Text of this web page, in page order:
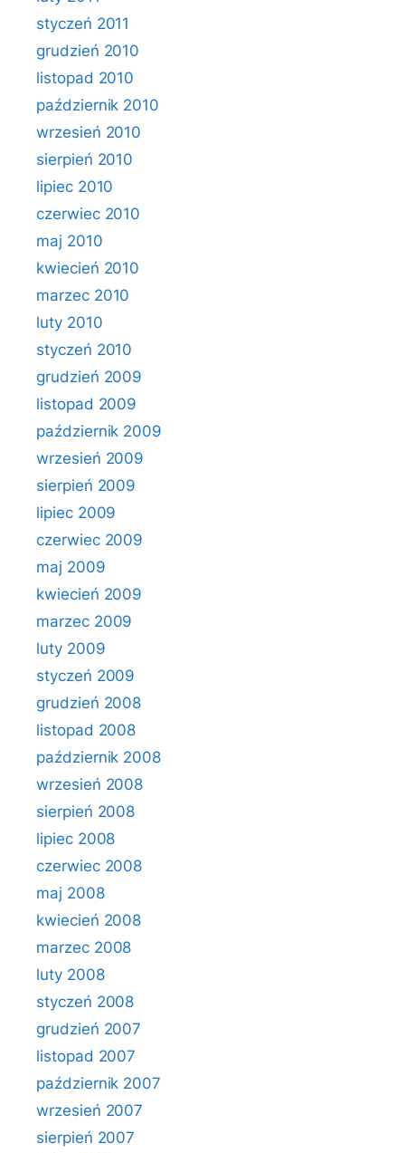
styczeń 2011
grudzień 2010
listopad 2010
październik 2010
wrzesień 2010
sierpień 2010
lipiec 2010
czerwiec 2010
maj 2010
kwiecień 2010
marzec 2010
luty 2010
styczeń 2010
grudzień 2009
listopad 2009
październik 2009
wrzesień 2009
sierpień 2009
lipiec 2009
czerwiec 2009
maj 2009
kwiecień 2009
marzec 2009
luty 2009
styczeń 2009
grudzień 2008
listopad 2008
październik 2008
wrzesień 2008
sierpień 2008
lipiec 2008
czerwiec 2008
maj 2008
kwiecień 2008
marzec 2008
luty 2008
styczeń 2008
grudzień 2007
listopad 2007
październik 2007
wrzesień 2007
sierpień 2007